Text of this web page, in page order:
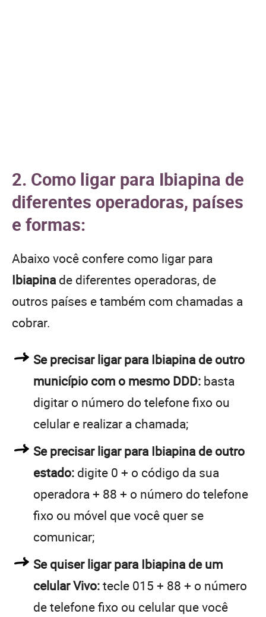
2. Como ligar para Ibiapina de
diferentes operadoras, países
e formas:
Abaixo você confere como ligar para
Ibiapina de diferentes operadoras, de
outros países e também com chamadas a
cobrar.
Se precisar ligar para Ibiapina de outro
município com o mesmo DDD: basta
digitar o número do telefone fixo ou
celular e realizar a chamada;
Se precisar ligar para Ibiapina de outro
estado: digite 0 + o código da sua
operadora + 88 + o número do telefone
fixo ou móvel que você quer se
comunicar;
Se quiser ligar para Ibiapina de um
celular Vivo:tecle 015 + 88 + o número
de telefone fixo ou celular que você